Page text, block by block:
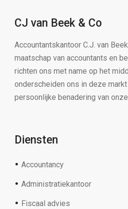
CJ van Beek & Co
Accountantskantoor C.J. van
maatschap van accountants en
richten ons met name op het
onderscheiden ons in deze
persoonlijke benadering van
Diensten
Accountancy
Administratiekantoor
Fiscaal advies